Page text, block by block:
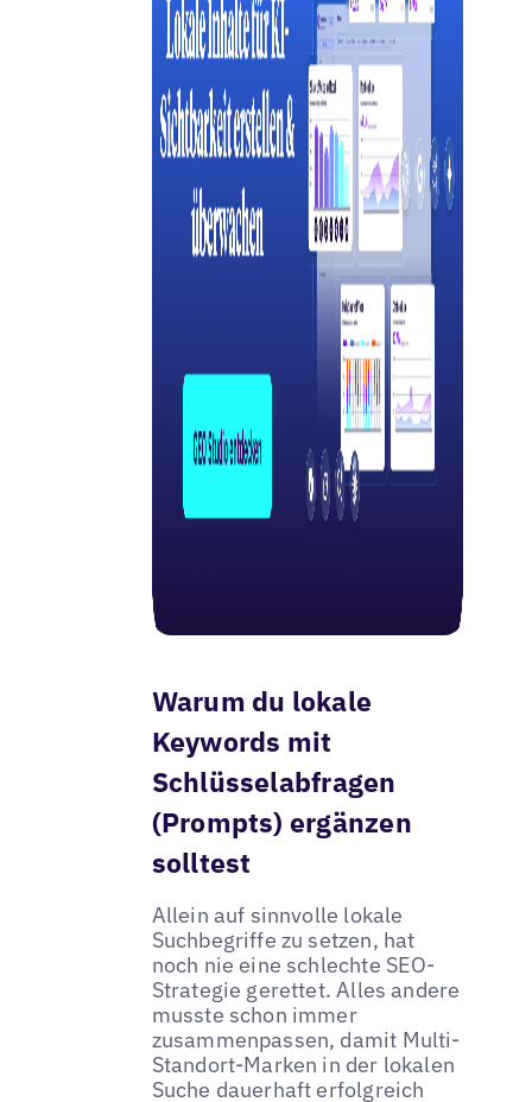
Warum du lokale
Keywords mit
Schlüsselabfragen
(Prompts) ergänzen
solltest
Allein auf sinnvolle lokale
Suchbegriffe zu setzen, hat
noch nie eine schlechte SEO-
Strategie gerettet. Alles andere
musste schon immer
zusammenpassen, damit Multi-
Standort-Marken in der lokalen
Suche dauerhaft erfolgreich